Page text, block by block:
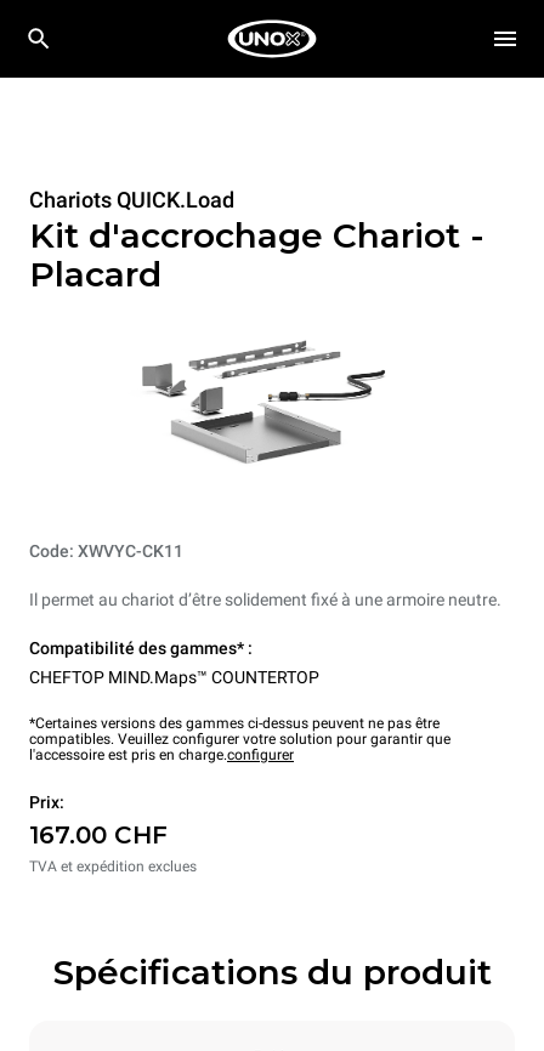
Chariots QUICK.Load
Kit d'accrochage Chariot -
Placard
Code: XWVYC-CK11
Il permet au chariot d’être solidement fixé à une armoire neutre.
Compatibilité des gammes* :
CHEFTOP MIND.Maps™ COUNTERTOP
*Certaines versions des gammes ci-dessus peuvent ne pas être
compatibles. Veuillez configurer votre solution pour garantir que
l'accessoire est pris en charge.configurer
Prix:
167.00 CHF
TVA et expédition exclues
Spécifications du produit